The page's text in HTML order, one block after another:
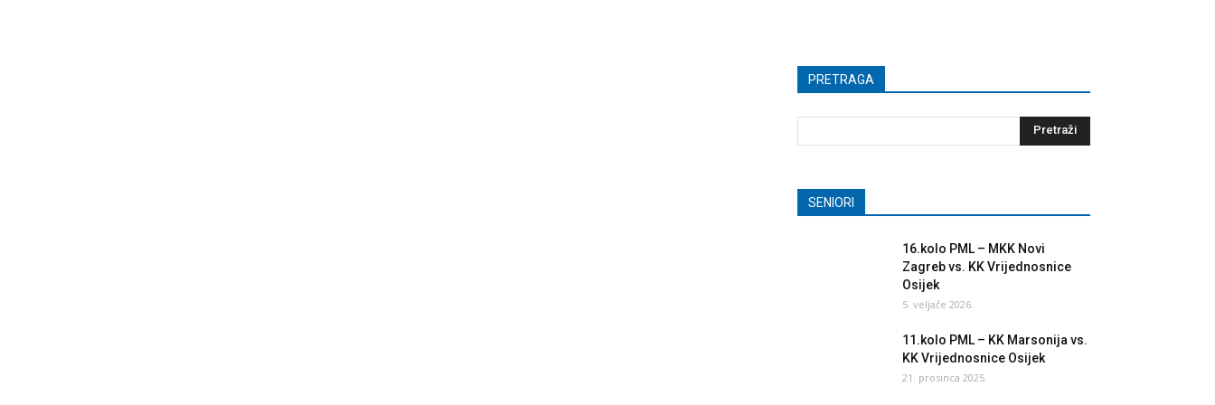
PRETRAGA
SENIORI
16.kolo PML – MKK Novi
Zagreb vs. KK Vrijednosnice
Osijek
5. veljače 2026.
11.kolo PML – KK Marsonija vs.
KK Vrijednosnice Osijek
21. prosinca 2025.